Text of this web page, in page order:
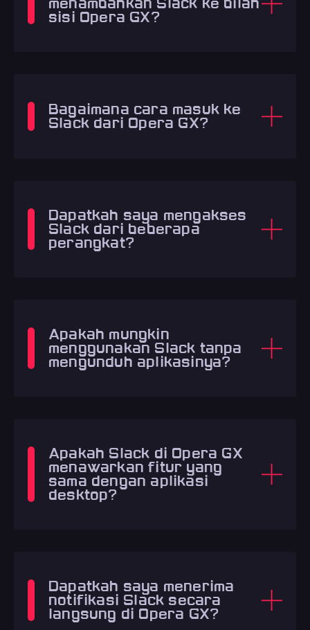
sisi Opera GX?
Bagaimana cara masuk ke
Slack dari Opera GX?
Dapatkah saya mengakses
Slack dari beberapa
perangkat?
Apakah mungkin
menggunakan Slack tanpa
mengunduh aplikasinya?
Apakah Slack di Opera GX
menawarkan fitur yang
sama dengan aplikasi
desktop?
Dapatkah saya menerima
notifikasi Slack secara
langsung di Opera GX?